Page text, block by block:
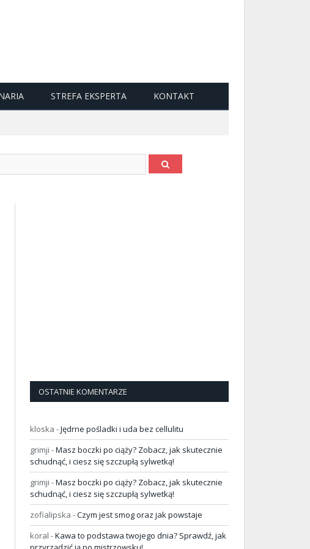
STREFA EKSPERTA KONTAKT
OSTATNIE KOMENTARZE
kloska -Jędrne pośladki i uda bez cellulitu
grimji -Masz boczki po ciąży? Zobacz, jak skutecznie
schudnąć, i ciesz się szczupłą sylwetką!
grimji -Masz boczki po ciąży? Zobacz, jak skutecznie
schudnąć, i ciesz się szczupłą sylwetką!
zofialipska -Czym jest smog oraz jak powstaje
koral -Kawa to podstawa twojego dnia? Sprawdź, jak